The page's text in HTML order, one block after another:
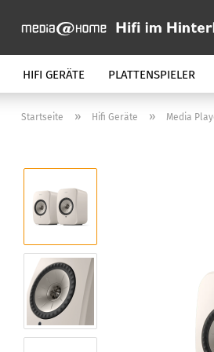
HIFI GERÄTE PLATTENSPIELER
Startseite » Hifi Geräte » Media